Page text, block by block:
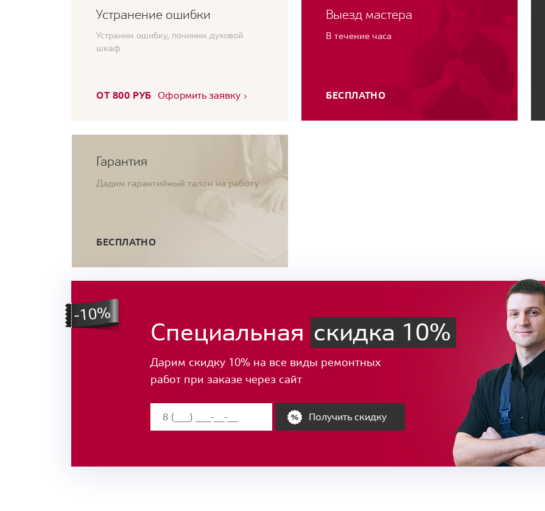
Устранение ошибки
Устраним ошибку, починим духовой
шкаф
ОТ 800 РУБ Оформить заявку
Выезд мастера
В течение часа
БЕСПЛАТНО
Гарантия
Дадим гарантийный талон на работу
БЕСПЛАТНО
Специальная скидка 10%
Дарим скидку 10% на все виды ремонтных
работ при заказе через сайт
Получить скидку